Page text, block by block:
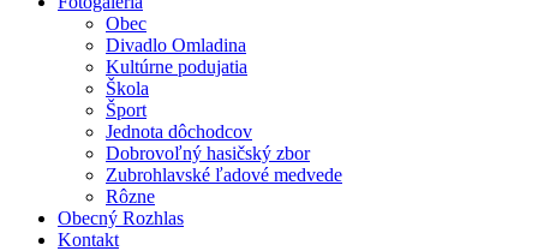
Obec
Divadlo Omladina
Kultúrne podujatia
Škola
Šport
Jednota dôchodcov
Dobrovoľný hasičský zbor
Zubrohlavské ľadové medvede
Rôzne
Obecný Rozhlas
Kontakt